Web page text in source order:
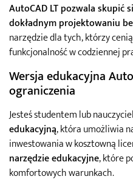
AutoCAD LT pozwala skupić
dokładnym projektowaniu
narzędzie dla tych, którzy
funkcjonalność w codziennej
Wersja edukacyjna
ograniczenia
Jesteś studentem lub
edukacyjną, która umożliwia
inwestowania w kosztowną
narzędzie edukacyjne, które
komfortowych warunkach.